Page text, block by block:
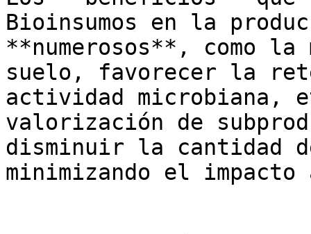
Bioinsumos en la
**numerosos**, como
suelo, favorecer la
actividad microbiana,
valorización de
disminuir la cantidad
minimizando el impacto